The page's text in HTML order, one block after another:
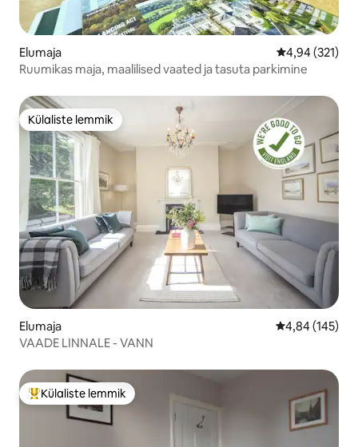
Elumaja Keskmine
4,94 (321)
Ruumikas maja, maalilised vaated ja tasuta parkimine
Külaliste lemmik
Külaliste lemmik
Elumaja Keskmine
4,84 (145)
VAADE LINNALE - VANN
Külaliste suur lemmik
Külaliste lemmik